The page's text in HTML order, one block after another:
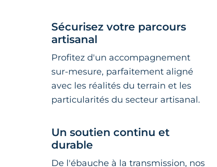
Sécurisez votre parcours
artisanal
Profitez d'un accompagnement
sur-mesure, parfaitement aligné
avec les réalités du terrain et les
particularités du secteur artisanal.
Un soutien continu et
durable
De l'ébauche à la transmission, nos